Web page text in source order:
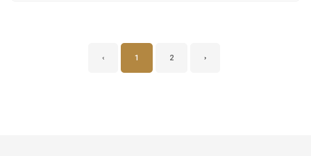
‹ 1 2 ›